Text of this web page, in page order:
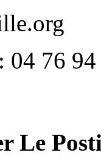
04 76
Le